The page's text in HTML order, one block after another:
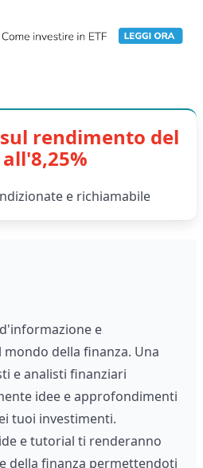
rendimento del
all'8,25%
e richiamabile
e
della finanza. Una
e analisti finanziari
idee e approfondimenti
tuoi investimenti.
e tutorial ti renderanno
della finanza permettendoti